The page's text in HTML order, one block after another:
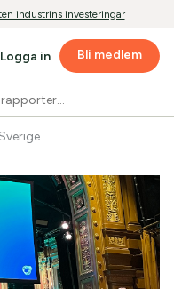
industrins investeringar
Logga in Bli medlem